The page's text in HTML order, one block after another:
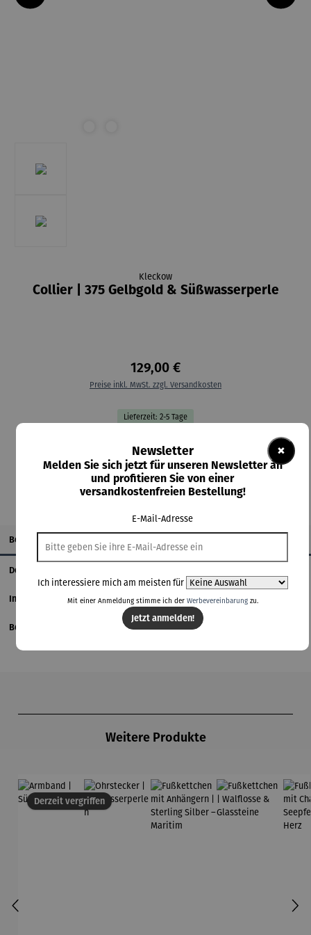
Kleckow
Collier | 375 Gelbgold & Süßwasserperle
129,00 €
Preise inkl. MwSt. zzgl. Versandkosten
Lieferzeit: 2-5 Tage
In den Warenkorb
Beschreibung
Details
Informationen zum Hersteller
Bewertungen
Weitere Produkte
Derzeit vergriffen
×
Newsletter
Melden Sie sich jetzt für unseren Newsletter an
und profitieren Sie von einer
versandkostenfreien Bestellung!
E-Mail-Adresse
Ich interessiere mich am meisten für
Mit einer Anmeldung stimme ich der Werbevereinbarungzu.
Jetzt anmelden!